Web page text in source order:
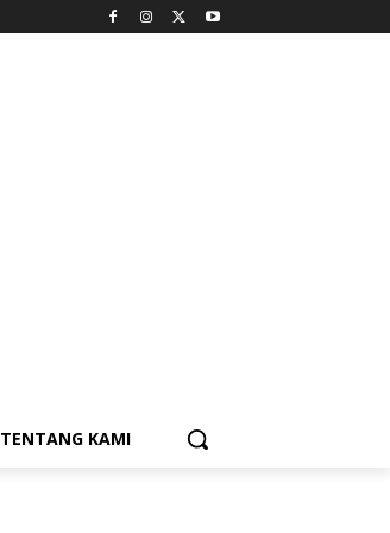
TENTANG KAMI